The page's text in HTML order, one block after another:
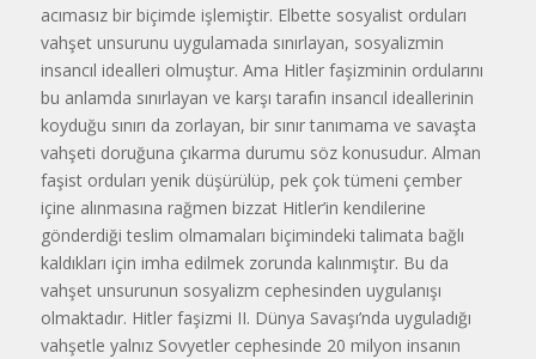
acımasız bir biçimde işlemiştir. Elbette sosyalist orduları
vahşet unsurunu uygulamada sınırlayan, sosyalizmin
insancıl idealleri olmuştur. Ama Hitler faşizminin ordularını
bu anlamda sınırlayan ve karşı tarafın insancıl ideallerinin
koyduğu sınırı da zorlayan, bir sınır tanımama ve savaşta
vahşeti doruğuna çıkarma durumu söz konusudur. Alman
faşist orduları yenik düşürülüp, pek çok tümeni çember
içine alınmasına rağmen bizzat Hitler’in kendilerine
gönderdiği teslim olmamaları biçimindeki talimata bağlı
kaldıkları için imha edilmek zorunda kalınmıştır. Bu da
vahşet unsurunun sosyalizm cephesinden uygulanışı
olmaktadır. Hitler faşizmi II. Dünya Savaşı’nda uyguladığı
vahşetle yalnız Sovyetler cephesinde 20 milyon insanın